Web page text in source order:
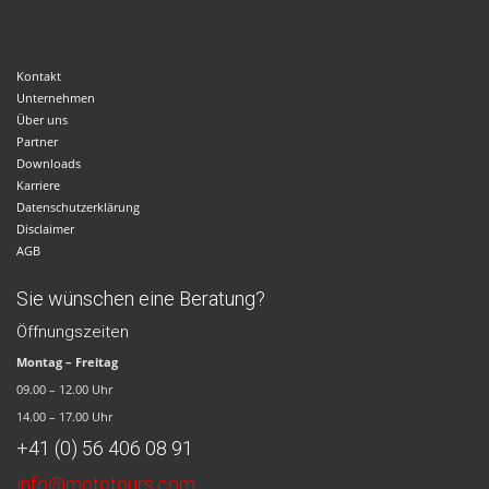
Kontakt
Unternehmen
Über uns
Partner
Downloads
Karriere
Datenschutzerklärung
Disclaimer
AGB
Sie wünschen eine Beratung?
Öffnungszeiten
Montag – Freitag
09.00 – 12.00 Uhr
14.00 – 17.00 Uhr
+41 (0) 56 406 08 91
info@mototours.com